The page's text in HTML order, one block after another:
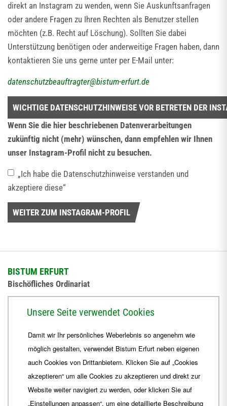
direkt an Instagram zu wenden, wenn Sie Auskunftsanfragen
oder andere Fragen zu Ihren Rechten als Benutzer stellen
möchten (z.B. Recht auf Löschung). Sollten Sie dabei
Unterstützung benötigen oder anderweitige Fragen haben, dann
kontaktieren Sie uns gerne unter per E-Mail unter:
datenschutzbeauftragter@bistum-erfurt.de
WICHTIGE DATENSCHUTZHINWEISE VOR BETRETEN DER
Wenn Sie die hier beschriebenen Datenverarbeitungen
zukünftig nicht (mehr) wünschen, dann empfehlen wir Ihnen
unser Instagram-Profil nicht zu besuchen.
„Ich habe die Datenschutzhinweise verstanden und
akzeptiere diese“
WEITER ZUM INSTAGRAM-PROFIL
BISTUM ERFURT
Bischöfliches Ordinariat
+49 361 6572-444
ordinariat Bistum-Erfurt.de
Unsere Seite verwendet Cookies
Damit wir Ihr persönliches Weberlebnis so angenehm wie
möglich gestalten, verwendet Bistum Erfurt neben eigenen
auch Cookies von Drittanbietern. Klicken Sie auf „Cookies
akzeptieren“ um alle Cookies zu akzeptieren und direkt zur
Website weiter navigiert zu werden, oder klicken Sie auf
„Einstellungen anpassen“, um eine detaillierte Beschreibung